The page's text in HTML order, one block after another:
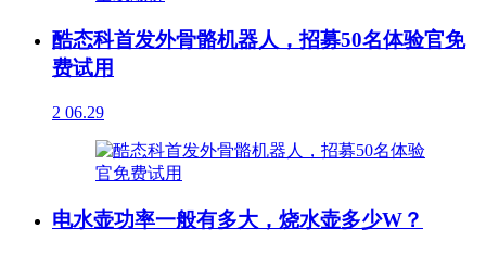
酷态科首发外骨骼机器人，招募50名体验官免
费试用
2 06.29
电水壶功率一般有多大，烧水壶多少W？